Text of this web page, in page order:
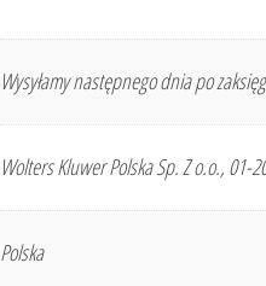
Wysyłamy następnego dnia po
Wolters Kluwer Polska Sp. Z o.o.,
Polska